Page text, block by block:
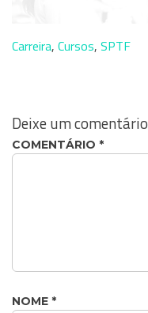
Carreira, Cursos, SPTF
Deixe um comentário
COMENTÁRIO *
NOME *